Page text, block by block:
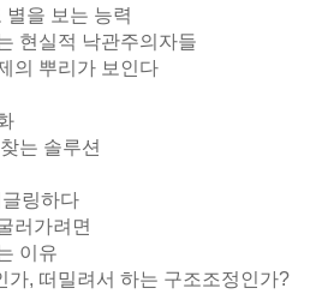
별을 보는 능력
현실적 낙관주의자들
의 뿌리가 보인다
는 솔루션
링하다
러가려면
이유
가, 떠밀려서 하는 구조조정인가?